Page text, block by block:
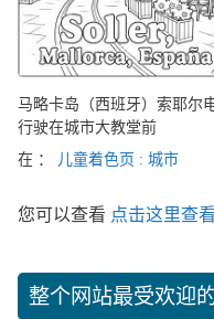
马略卡岛（西班牙）索耶尔
行驶在城市大教堂前
在 ：
儿童着色页 : 城市
您可以查看 点击这里查
整个网站最受欢迎